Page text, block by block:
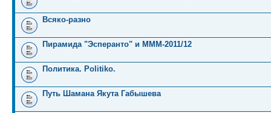
Всяко-разно
Пирамида "Эсперанто" и MMM-2011/12
Политика. Politiko.
Путь Шамана Якута Габышева